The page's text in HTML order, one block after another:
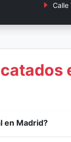
Calle
en Madrid?